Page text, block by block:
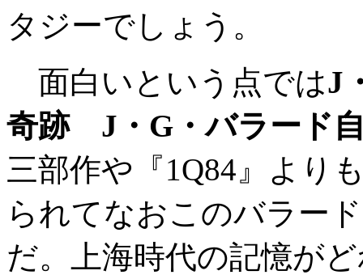
タジーでしょう。
面白いという点ではJ
奇跡 J・G・バラード
三部作や『1Q84』より
られてなおこのバラー
だ。上海時代の記憶が